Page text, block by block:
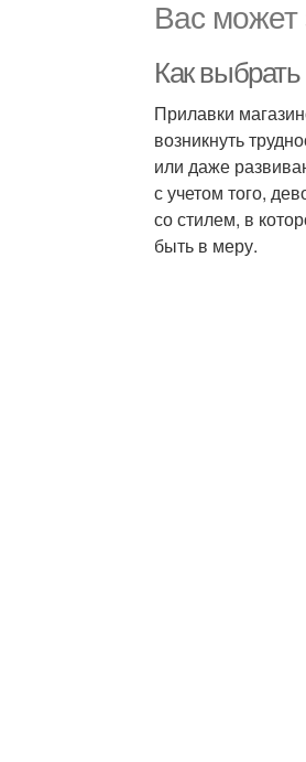
Вас может
Как
Прилавки
возникнуть
или даже
с учетом того,
со стилем, в
быть в меру.